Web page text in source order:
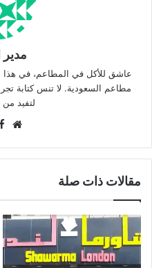
مدير
عاشق للأكل في المطاعم، في هذا
مطاعم السعودية. لا تنس كتابة
لتفيد
مقالات ذات صلة